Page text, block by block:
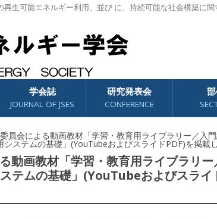
生可能エネルギー利用、並び に、持続可能な社会構築に
学会誌
JOURNAL OF JSES
研究発表会
CONFERENCE
会による動画教材「学習・教育用ライブラリー／入
システムの基礎」(YouTubeおよびスライドPDF)を掲載
画教材「学習・教育用ライブラリー
テムの基礎」(YouTubeおよびスライ